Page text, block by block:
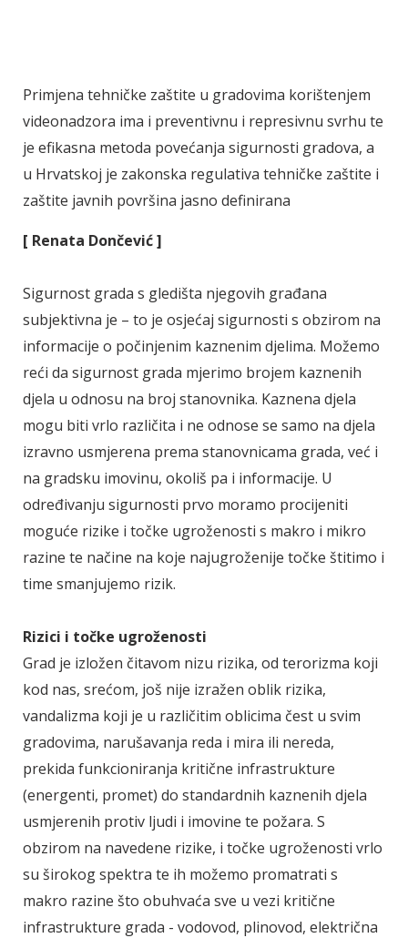
Primjena tehničke zaštite u gradovima korištenjem
videonadzora ima i preventivnu i represivnu svrhu te
je efikasna metoda povećanja sigurnosti gradova, a
u Hrvatskoj je zakonska regulativa tehničke zaštite i
zaštite javnih površina jasno definirana
[ Renata Dončević ]
Sigurnost grada s gledišta njegovih građana
subjektivna je – to je osjećaj sigurnosti s obzirom na
informacije o počinjenim kaznenim djelima. Možemo
reći da sigurnost grada mjerimo brojem kaznenih
djela u odnosu na broj stanovnika. Kaznena djela
mogu biti vrlo različita i ne odnose se samo na djela
izravno usmjerena prema stanovnicama grada, već i
na gradsku imovinu, okoliš pa i informacije. U
određivanju sigurnosti prvo moramo procijeniti
moguće rizike i točke ugroženosti s makro i mikro
razine te načine na koje najugroženije točke štitimo i
time smanjujemo rizik.
Rizici i točke ugroženosti
Grad je izložen čitavom nizu rizika, od terorizma koji
kod nas, srećom, još nije izražen oblik rizika,
vandalizma koji je u različitim oblicima čest u svim
gradovima, narušavanja reda i mira ili nereda,
prekida funkcioniranja kritične infrastrukture
(energenti, promet) do standardnih kaznenih djela
usmjerenih protiv ljudi i imovine te požara. S
obzirom na navedene rizike, i točke ugroženosti vrlo
su širokog spektra te ih možemo promatrati s
makro razine što obuhvaća sve u vezi kritične
infrastrukture grada - vodovod, plinovod, električna